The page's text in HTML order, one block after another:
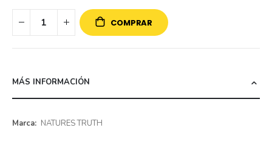
COMPRAR
MÁS INFORMACIÓN
Más
NATURES TRUTH